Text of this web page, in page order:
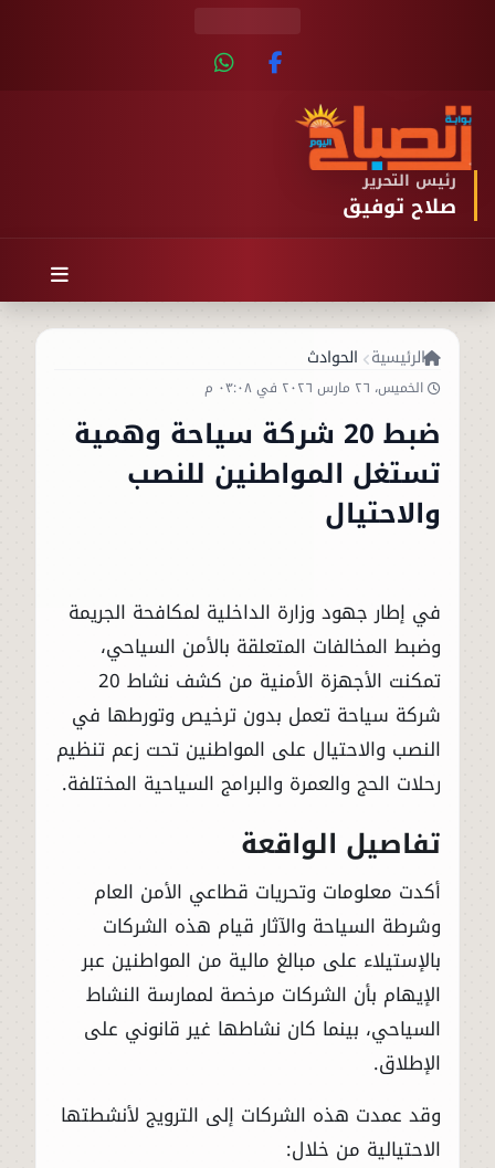
رئيس التحرير
صلاح توفيق
الرئيسية الحوادث
الخميس، ٢٦ مارس ٢٠٢٦ في ٠٣:٠٨ م
ضبط 20 شركة سياحة وهمية
تستغل المواطنين للنصب
والاحتيال
في إطار جهود وزارة الداخلية لمكافحة الجريمة
وضبط المخالفات المتعلقة بالأمن السياحي،
تمكنت الأجهزة الأمنية من كشف نشاط 20
شركة سياحة تعمل بدون ترخيص وتورطها في
النصب والاحتيال على المواطنين تحت زعم تنظيم
رحلات الحج والعمرة والبرامج السياحية المختلفة.
تفاصيل الواقعة
أكدت معلومات وتحريات قطاعي الأمن العام
وشرطة السياحة والآثار قيام هذه الشركات
بالإستيلاء على مبالغ مالية من المواطنين عبر
الإيهام بأن الشركات مرخصة لممارسة النشاط
السياحي، بينما كان نشاطها غير قانوني على
الإطلاق.
وقد عمدت هذه الشركات إلى الترويج لأنشطتها
الاحتيالية من خلال: